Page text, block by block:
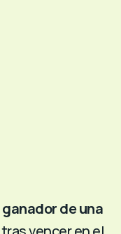
ganador de una